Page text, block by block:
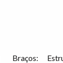
Braços: